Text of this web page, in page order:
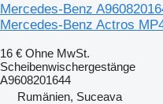
Mercedes-Benz
Mercedes-Benz Actros
16 € Ohne MwSt.
Scheibenwischergestänge
A9608201644
Rumänien, Suceava